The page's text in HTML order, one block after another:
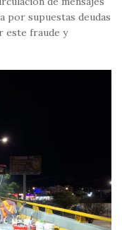
por supuestas deudas
este fraude y